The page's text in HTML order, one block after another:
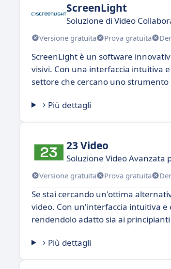
ScreenLight
Soluzione di Video
Versione gratuita Prova gratuita
ScreenLight è un software
visivi. Con una interfaccia intuitiva
settore che cercano uno
Più dettagli
23 Video
Soluzione Video Avanzata
Versione gratuita Prova gratuita
Se stai cercando un'ottima
video. Con un'interfaccia intuitiva
rendendolo adatto sia ai
Più dettagli